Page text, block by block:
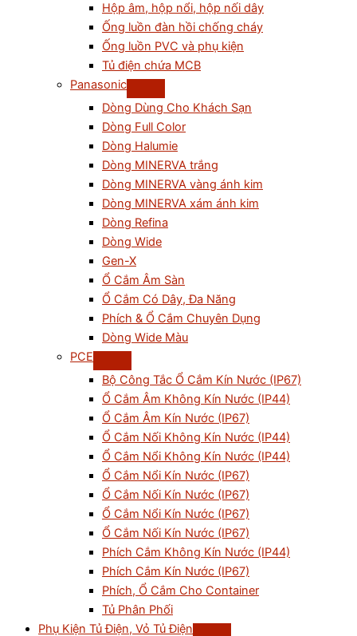
Hộp âm, hộp nổi, hộp nối dây
Ống luồn đàn hồi chống cháy
Ống luồn PVC và phụ kiện
Tủ điện chứa MCB
Panasonic
Dòng Dùng Cho Khách Sạn
Dòng Full Color
Dòng Halumie
Dòng MINERVA trắng
Dòng MINERVA vàng ánh kim
Dòng MINERVA xám ánh kim
Dòng Refina
Dòng Wide
Gen-X
Ổ Cắm Âm Sàn
Ổ Cắm Có Dây, Đa Năng
Phích & Ổ Cắm Chuyên Dụng
Dòng Wide Màu
PCE
Bộ Công Tắc Ổ Cắm Kín Nước (IP67)
Ổ Cắm Âm Không Kín Nước (IP44)
Ổ Cắm Âm Kín Nước (IP67)
Ổ Cắm Nối Không Kín Nước (IP44)
Ổ Cắm Nổi Không Kín Nước (IP44)
Ổ Cắm Nổi Kín Nước (IP67)
Ổ Cắm Nối Kín Nước (IP67)
Ổ Cắm Nổi Kín Nước (IP67)
Ổ Cắm Nối Kín Nước (IP67)
Phích Cắm Không Kín Nước (IP44)
Phích Cắm Kín Nước (IP67)
Phích, Ổ Cắm Cho Container
Tủ Phân Phối
Phụ Kiện Tủ Điện, Vỏ Tủ Điện